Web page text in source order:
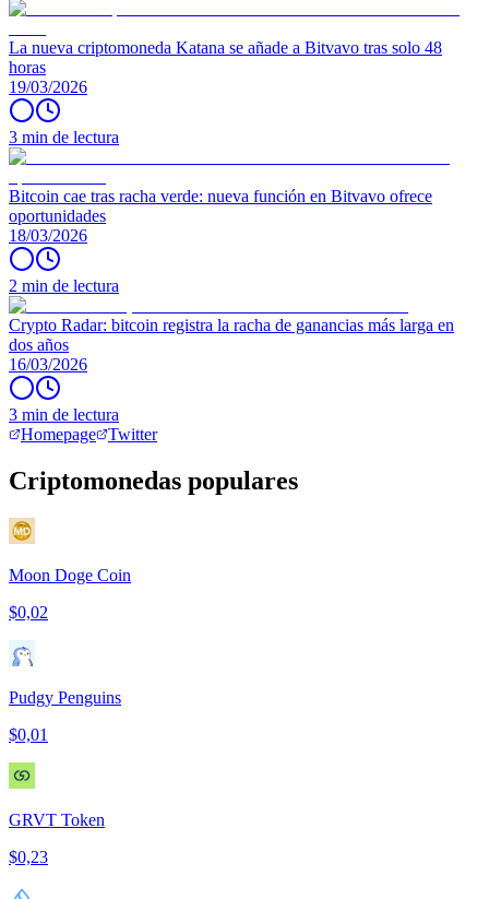
La nueva criptomoneda Katana se añade a Bitvavo tras solo 48
horas
19/03/2026
3 min de lectura
Bitcoin cae tras racha verde: nueva función en Bitvavo ofrece
oportunidades
18/03/2026
2 min de lectura
Crypto Radar: bitcoin registra la racha de ganancias más larga en
dos años
16/03/2026
3 min de lectura
Homepage
Twitter
Criptomonedas populares
Moon Doge Coin
$0,02
Pudgy Penguins
$0,01
GRVT Token
$0,23